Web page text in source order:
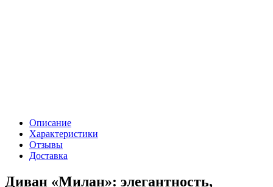
Описание
Характеристики
Отзывы
Доставка
Диван «Милан»: элегантность,